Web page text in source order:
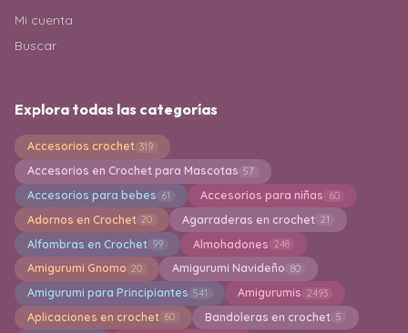
Mi cuenta
Buscar
Explora todas las categorías
Accesorios crochet 319
Accesorios en Crochet para Mascotas 57
Accesorios para bebes 61 Accesorios para niñas 60
Adornos en Crochet 20 Agarraderas en crochet 21
Alfombras en Crochet 99 Almohadones 248
Amigurumi Gnomo 20 Amigurumi Navideño 80
Amigurumi para Principiantes 541 Amigurumis 2493
Aplicaciones en crochet 60 Bandoleras en crochet 5